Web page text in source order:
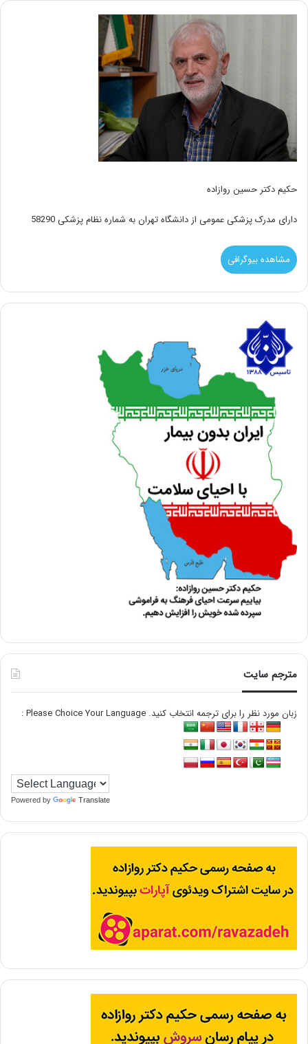
حکیم دکتر حسین روازاده
دارای مدرک پزشکی عمومی از دانشگاه تهران به شماره نظام پزشکی 58290
مشاهده بیوگرافی
مترجم سایت
زبان مورد نظر را برای ترجمه انتخاب کنید. Please Choice Your Language :
Powered by Translate